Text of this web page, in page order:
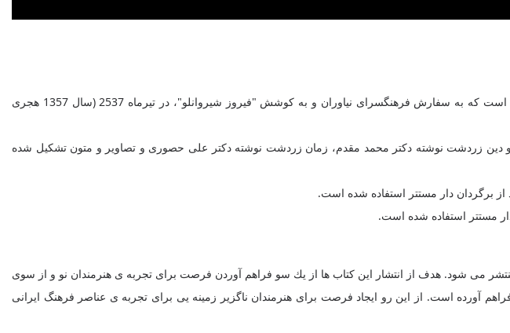
"اوستا از دیدگاه هنر نو/ نگاره های مسعود عربشاهی" عنوان کتابی سه زبانه به زبان های فارسی، انگلیسی و فرانسه است که به سفارش فرهنگسرای نیاوران و به کوشش "فیروز شیروانلو"، در تیرماه 2537 (سال 1357 هجری
و دین زردشت نوشته دکتر محمد مقدم، زمان زردشت نوشته دکتر علی حصوری و تصاویر و متون تشکیل شده
برگردان دار مستتر استفاده شده است.
مستتر استفاده شده است.
می شود. هدف از انتشار این کتاب ها از يك سو فراهم آوردن فرصت برای تجربه ی هنرمندان نو و از سوی
آورده است. از این رو ایجاد فرصت برای هنرمندان ناگزیر زمینه یی برای تجربه ی عناصر فرهنگ ایرانی